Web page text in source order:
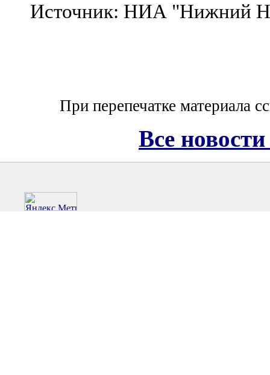
Источник: НИА "Нижний
При перепечатке материала
Все